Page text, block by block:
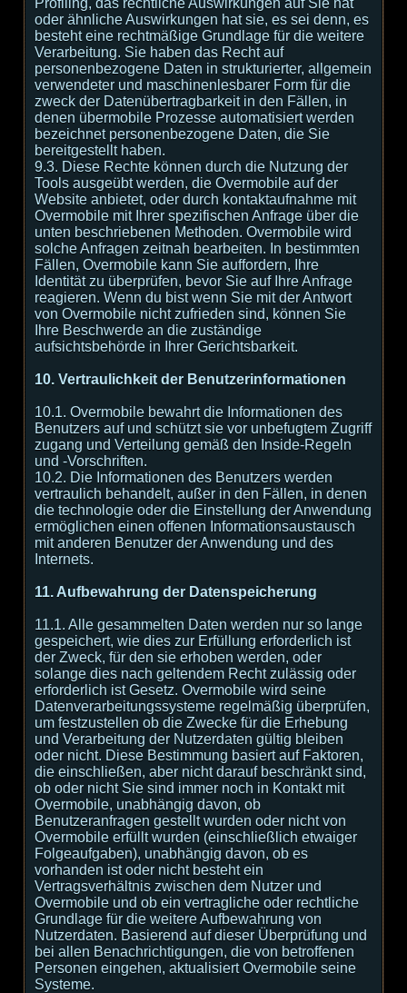
Profiling, das rechtliche Auswirkungen auf Sie hat
oder ähnliche Auswirkungen hat sie, es sei denn, es
besteht eine rechtmäßige Grundlage für die weitere
Verarbeitung. Sie haben das Recht auf
personenbezogene Daten in strukturierter, allgemein
verwendeter und maschinenlesbarer Form für die
zweck der Datenübertragbarkeit in den Fällen, in
denen übermobile Prozesse automatisiert werden
bezeichnet personenbezogene Daten, die Sie
bereitgestellt haben.
9.3. Diese Rechte können durch die Nutzung der
Tools ausgeübt werden, die Overmobile auf der
Website anbietet, oder durch kontaktaufnahme mit
Overmobile mit Ihrer spezifischen Anfrage über die
unten beschriebenen Methoden. Overmobile wird
solche Anfragen zeitnah bearbeiten. In bestimmten
Fällen, Overmobile kann Sie auffordern, Ihre
Identität zu überprüfen, bevor Sie auf Ihre Anfrage
reagieren. Wenn du bist wenn Sie mit der Antwort
von Overmobile nicht zufrieden sind, können Sie
Ihre Beschwerde an die zuständige
aufsichtsbehörde in Ihrer Gerichtsbarkeit.
10. Vertraulichkeit der Benutzerinformationen
10.1. Overmobile bewahrt die Informationen des
Benutzers auf und schützt sie vor unbefugtem Zugriff
zugang und Verteilung gemäß den Inside-Regeln
und -Vorschriften.
10.2. Die Informationen des Benutzers werden
vertraulich behandelt, außer in den Fällen, in denen
die technologie oder die Einstellung der Anwendung
ermöglichen einen offenen Informationsaustausch
mit anderen Benutzer der Anwendung und des
Internets.
11. Aufbewahrung der Datenspeicherung
11.1. Alle gesammelten Daten werden nur so lange
gespeichert, wie dies zur Erfüllung erforderlich ist
der Zweck, für den sie erhoben werden, oder
solange dies nach geltendem Recht zulässig oder
erforderlich ist Gesetz. Overmobile wird seine
Datenverarbeitungssysteme regelmäßig überprüfen,
um festzustellen ob die Zwecke für die Erhebung
und Verarbeitung der Nutzerdaten gültig bleiben
oder nicht. Diese Bestimmung basiert auf Faktoren,
die einschließen, aber nicht darauf beschränkt sind,
ob oder nicht Sie sind immer noch in Kontakt mit
Overmobile, unabhängig davon, ob
Benutzeranfragen gestellt wurden oder nicht von
Overmobile erfüllt wurden (einschließlich etwaiger
Folgeaufgaben), unabhängig davon, ob es
vorhanden ist oder nicht besteht ein
Vertragsverhältnis zwischen dem Nutzer und
Overmobile und ob ein vertragliche oder rechtliche
Grundlage für die weitere Aufbewahrung von
Nutzerdaten. Basierend auf dieser Überprüfung und
bei allen Benachrichtigungen, die von betroffenen
Personen eingehen, aktualisiert Overmobile seine
Systeme.